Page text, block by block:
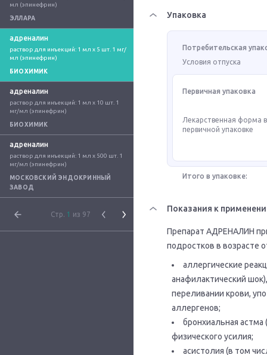
мл (эпинефрин)
ЭЛЛАРА
адреналин
раствор для инъекций: 1 мл x 5 шт. 1 мг/
мл (эпинефрин)
БИОХИМИК
адреналин
раствор для инъекций: 1 мл x 10 шт. 1
мг/мл (эпинефрин)
БИОХИМИК
адреналин
раствор для инъекций: 1 мл x 500 шт. 1
мг/мл (эпинефрин)
МОСКОВСКИЙ ЭНДОКРИННЫЙ
ЗАВОД
Стр. 1 из 97
Упаковка
Потребительская
Условия отпуска
Первичная упаковка
Лекарственная форма
первичной упаковке
Итого в упаковке:
Показания к
Препарат АДРЕНАЛИН
подростков в возрасте
аллергические
анафилактический
переливании крови,
аллергенов;
бронхиальная астма
физического усилия;
асистолия (в том